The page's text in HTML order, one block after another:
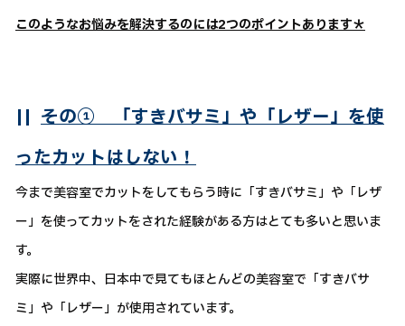
このようなお悩みを解決するのには2つのポイントあります＊
|| その① 「すきバサミ」や「レザー」を使
ったカットはしない！
今まで美容室でカットをしてもらう時に「すきバサミ」や「レザ
ー」を使ってカットをされた経験がある方はとても多いと思いま
す。
実際に世界中、日本中で見てもほとんどの美容室で「すきバサ
ミ」や「レザー」が使用されています。